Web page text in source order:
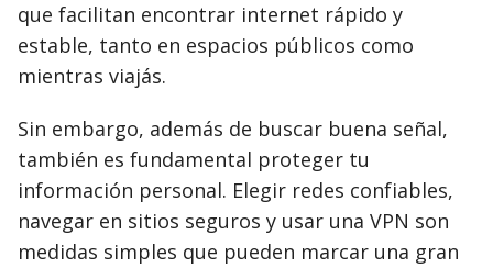
que facilitan encontrar internet rápido y
estable, tanto en espacios públicos como
mientras viajás.
Sin embargo, además de buscar buena señal,
también es fundamental proteger tu
información personal. Elegir redes confiables,
navegar en sitios seguros y usar una VPN son
medidas simples que pueden marcar una gran